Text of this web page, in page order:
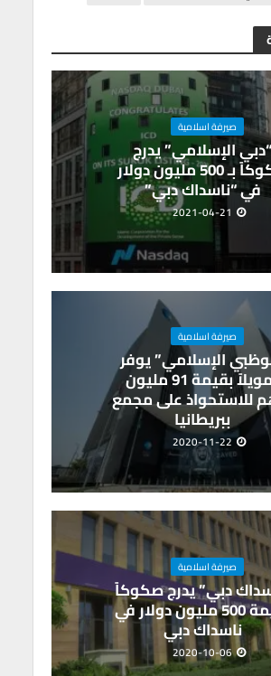
p
صيرفة اسلامية
“دبي الإسلامي” يدرج
صكوكاً بـ 500 مليون دولار
في “ناسداك دبي”
2021-04-21
صيرفة اسلامية
الإسلامي” يوفر
تمويلاً بقيمة 91 مليون
للاستحواذ على مجمع
ببريطانيا
2020-11-22
صيرفة اسلامية
دبي” يدرج صكوكاً
بقيمة 500 مليون دولار في
ناسداك دبي
2020-10-06